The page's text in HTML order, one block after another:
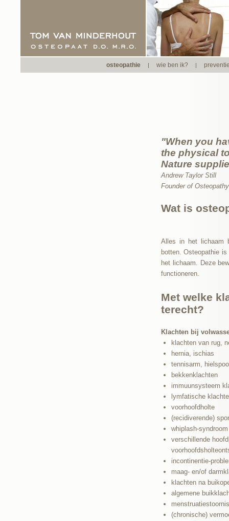
osteopathie | wie ben ik? |
"When you
the physical
Nature
Andrew Taylor Still
Founder of
Wat is
Alles in het lichaam
botten. Osteopathie
het lichaam. Deze
functioneren.
Met welke
terecht?
Klachten bij
klachten van rug,
hernia, ischias
tennisarm,
bekkenklachten
immuunsysteem
lymfatische
voorhoofdholte
(recidiverende)
whiplash-
verschillende
incontinentie-
maag- en/of
klachten na
algemene
(chronische)